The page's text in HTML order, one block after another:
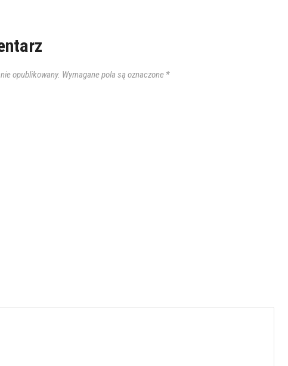
opublikowany. Wymagane pola są oznaczone *